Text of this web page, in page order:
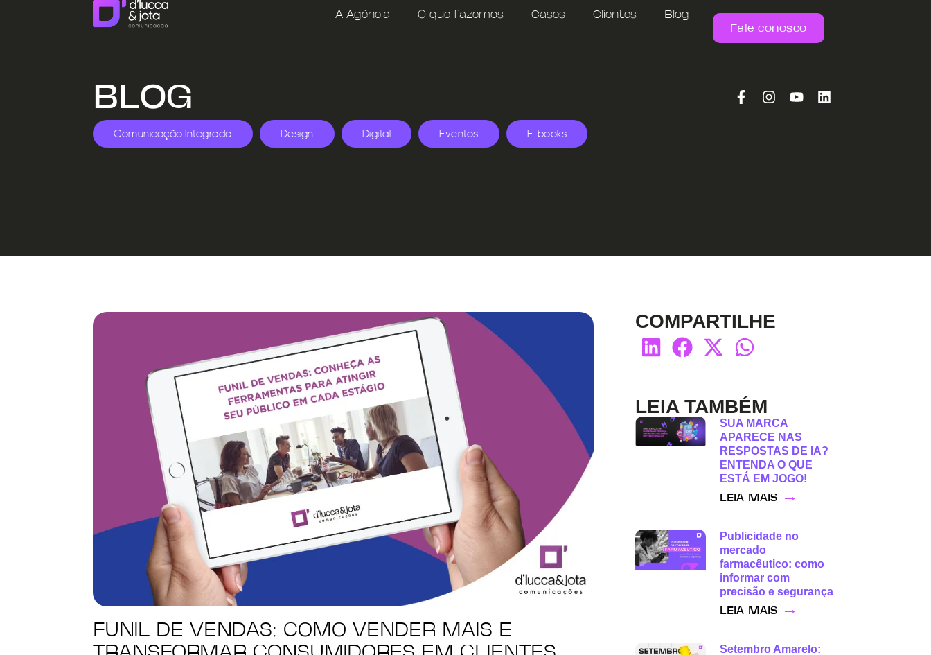
A Agência O que fazemos Cases Clientes
Blog
Fale conosco
BLOG
Comunicação Integrada Design Digital Eventos E-books
FUNIL DE VENDAS: COMO VENDER MAIS E
COMPARTILHE
LEIA TAMBÉM
SUA MARCA
APARECE NAS
RESPOSTAS DE IA?
ENTENDA O QUE
ESTÁ EM JOGO!
LEIA MAIS →
Publicidade no
mercado
farmacêutico: como
informar com
precisão e segurança
LEIA MAIS →
Setembro Amarelo: